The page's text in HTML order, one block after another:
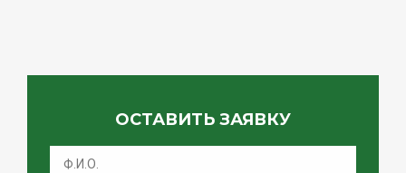
ОСТАВИТЬ ЗАЯВКУ